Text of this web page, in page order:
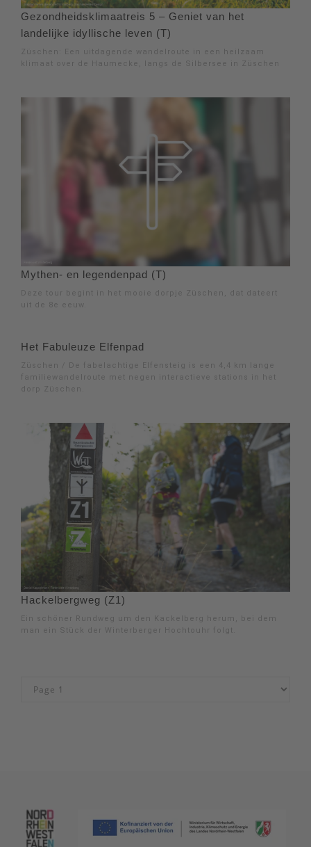
Gezondheidsklimaatreis 5 – Geniet van het
landelijke idyllische leven (T)
Züschen: Een uitdagende wandelroute in een heilzaam
klimaat over de Haumecke, langs de Silbersee in Züschen
Mythen- en legendenpad (T)
Deze tour begint in het mooie dorpje Züschen, dat dateert
uit de 8e eeuw.
Het Fabuleuze Elfenpad
Züschen / De fabelachtige Elfensteig is een 4,4 km lange
familiewandelroute met negen interactieve stations in het
dorp Züschen.
Hackelbergweg (Z1)
Ein schöner Rundweg um den Kackelberg herum, bei dem
man ein Stück der Winterberger Hochtouhr folgt.